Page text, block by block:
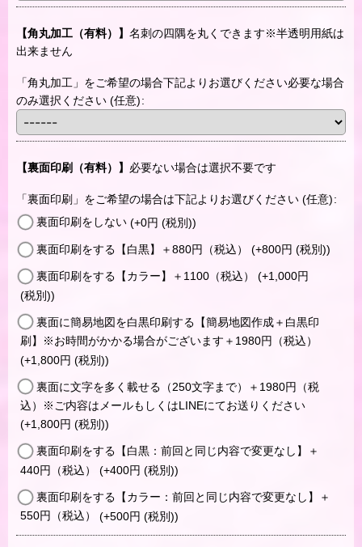
【角丸加工（有料）】 名刺の四隅を丸くできます※半透明用紙は
出来ません
「角丸加工」をご希望の場合下記よりお選びください必要な場合
のみ選択ください (任意):
【裏面印刷（有料）】 必要ない場合は選択不要です
「裏面印刷」をご希望の場合は下記よりお選びください (任意):
裏面印刷をしない (+0円 (税別))
裏面印刷をする【白黒】＋880円（税込） (+800円 (税別))
裏面印刷をする【カラー】＋1100（税込） (+1,000円
(税別))
裏面に簡易地図を白黒印刷する【簡易地図作成＋白黒印
刷】※お時間がかかる場合がございます＋1980円（税込）
(+1,800円 (税別))
裏面に文字を多く載せる（250文字まで）＋1980円（税
込）※ご内容はメールもしくはLINEにてお送りください
(+1,800円 (税別))
裏面印刷をする【白黒：前回と同じ内容で変更なし】＋
440円（税込） (+400円 (税別))
裏面印刷をする【カラー：前回と同じ内容で変更なし】＋
550円（税込） (+500円 (税別))